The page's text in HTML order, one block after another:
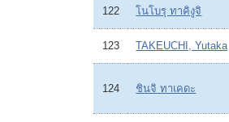
122 โนโบรุ ทาคิงูจิ
123 TAKEUCHI, Yutaka
124 ชินจิ ทาเคดะ